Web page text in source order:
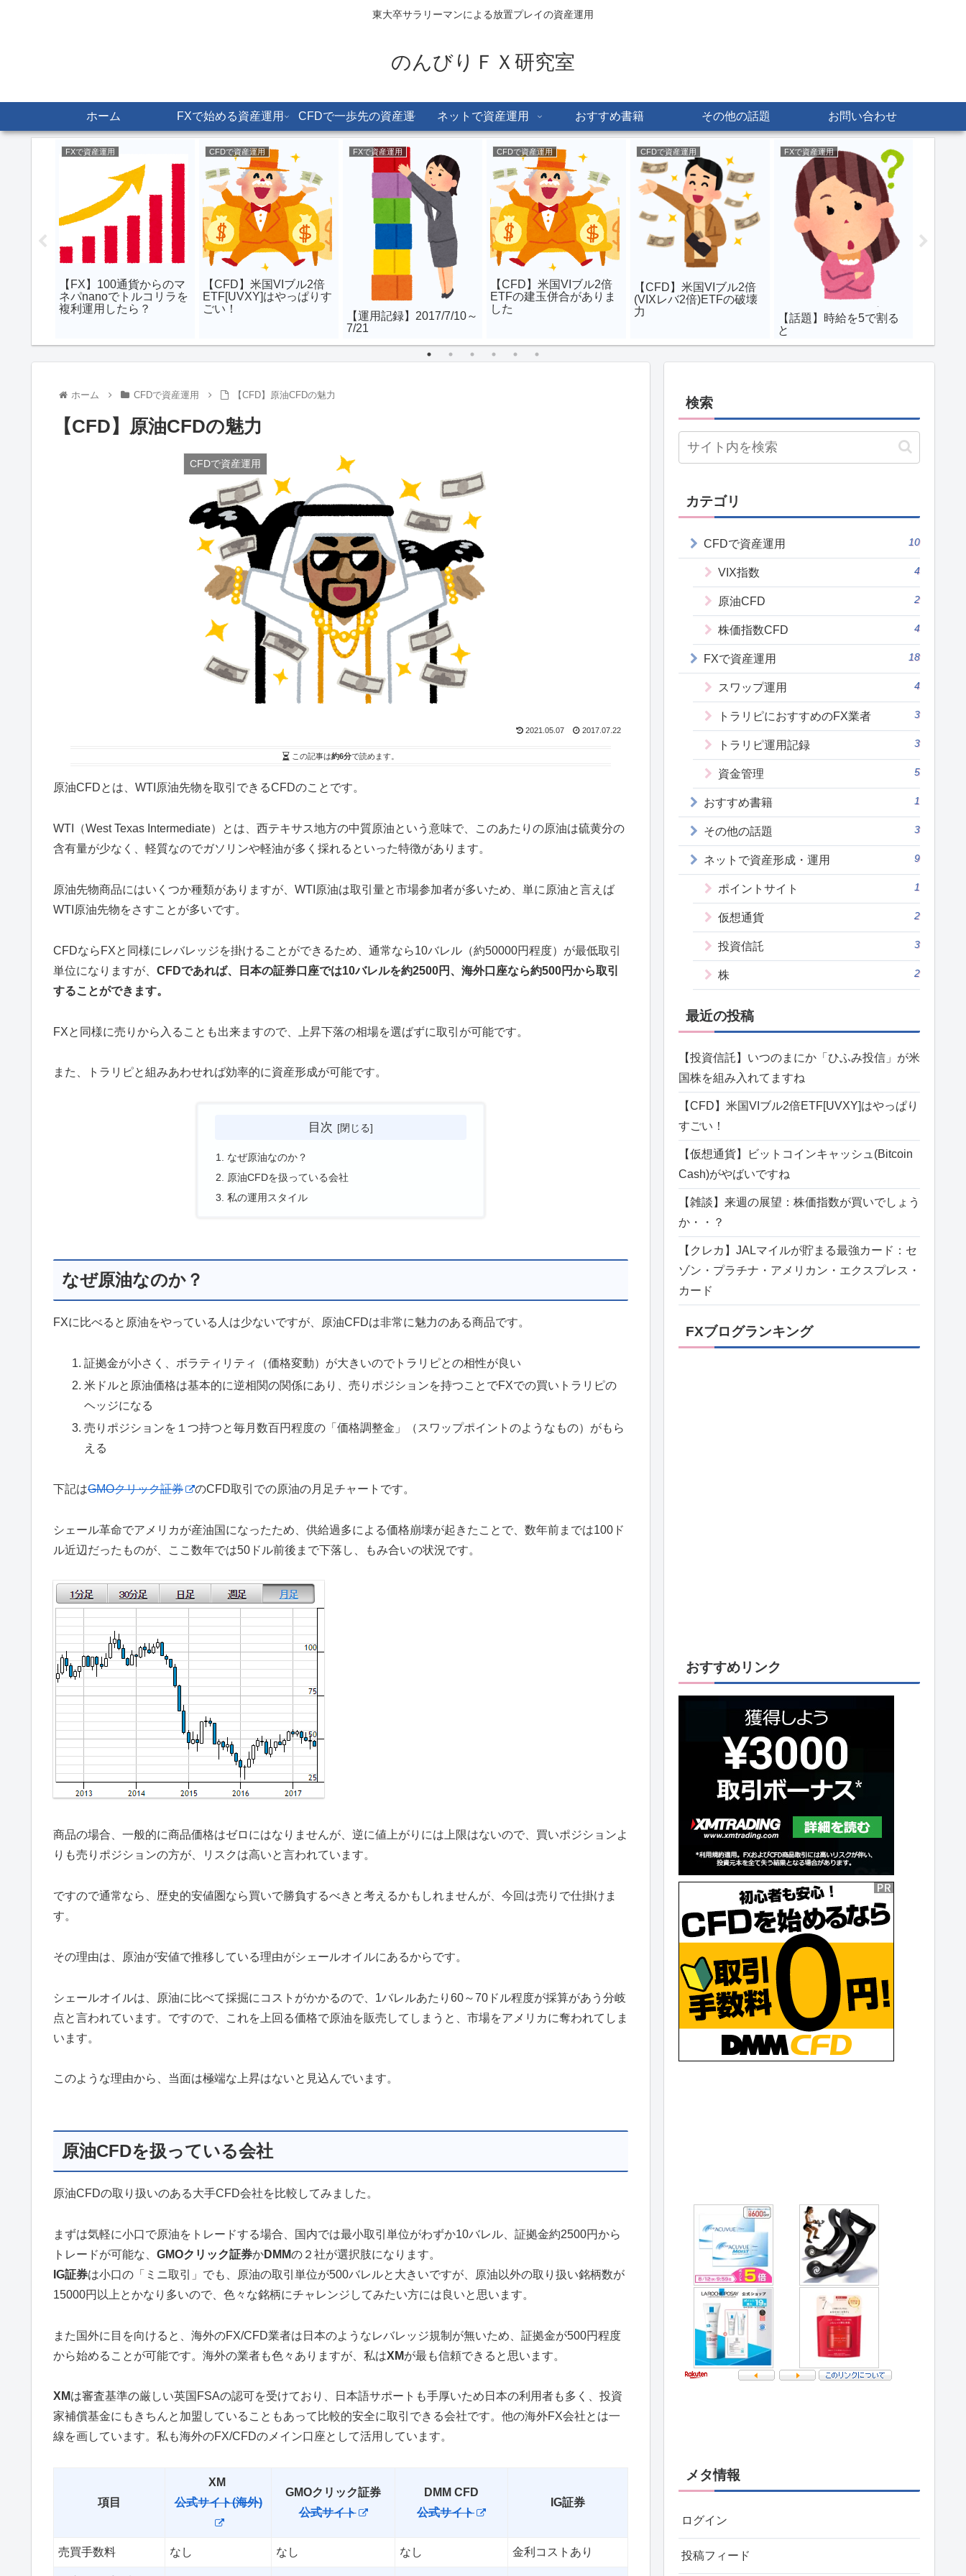
東大卒サラリーマンによる放置プレイの資産運用
のんびりＦＸ研究室
ホーム FXで始める資産運用 CFDで一歩先の資産運
用
ネットで資産運用 おすすめ書籍 その他の話題 お問い合わせ
FXで資産運用
【FX】100通貨からのマ
ネパnanoでトルコリラを
複利運用したら？
CFDで資産運用
【CFD】米国VIブル2倍
ETF[UVXY]はやっぱりす
ごい！
FXで資産運用
【運用記録】2017/7/10～
7/21
CFDで資産運用
【CFD】米国VIブル2倍
ETFの建玉併合がありま
した
CFDで資産運用
【CFD】米国VIブル2倍
(VIXレバ2倍)ETFの破壊
力
FXで資産運用
【話題】時給を5で割る
と
ホーム CFDで資産運用 【CFD】原油CFDの魅力
【CFD】原油CFDの魅力
CFDで資産運用
2021.05.07 2017.07.22
この記事は約6分で読めます。
原油CFDとは、 WTI原油先物を取引できるCFDのことです。
WTI（West Texas Intermediate）とは、西テキサス地方の中質原油という意味で、このあたりの原油は硫黄分の
含有量が少なく、軽質なのでガソリンや軽油が多く採れるといった特徴があります。
原油先物商品にはいくつか種類がありますが、WTI原油は取引量と市場参加者が多いため、単に原油と言えば
WTI原油先物をさすことが多いです。
CFDならFXと同様にレバレッジを掛けることができるため、通常なら10バレル（約50000円程度）が最低取引
単位になりますが、 CFDであれば、日本の証券口座では10バレルを約2500円、海外口座なら約500円から取引
することができます。
FXと同様に売りから入ることも出来ますので、上昇下落の相場を選ばずに取引が可能です。
また、トラリピと組みあわせれば効率的に資産形成が可能です。
目次
なぜ原油なのか？
原油CFDを扱っている会社
私の運用スタイル
なぜ原油なのか？
FXに比べると原油をやっている人は少ないですが、原油CFDは非常に魅力のある商品です。
証拠金が小さく、ボラティリティ（価格変動）が大きいのでトラリピとの相性が良い
米ドルと原油価格は基本的に逆相関の関係にあり、売りポジションを持つことでFXでの買いトラリピの
ヘッジになる
売りポジションを１つ持つと毎月数百円程度の「価格調整金」（スワップポイントのようなもの）がもら
える
下記はGMOクリック証券 のCFD取引での原油の月足チャートです。
シェール革命でアメリカが産油国になったため、供給過多による価格崩壊が起きたことで、数年前までは100ド
ル近辺だったものが、ここ数年では50ドル前後まで下落し、もみ合いの状況です。
商品の場合、一般的に商品価格はゼロにはなりませんが、逆に値上がりには上限はないので、買いポジションよ
りも売りポジションの方が、リスクは高いと言われています。
ですので通常なら、歴史的安値圏なら買いで勝負するべきと考えるかもしれませんが、今回は売りで仕掛けま
す。
その理由は、原油が安値で推移している理由がシェールオイルにあるからです。
シェールオイルは、原油に比べて採掘にコストがかかるので、1バレルあたり60～70ドル程度が採算があう分岐
点と言われています。ですので、これを上回る価格で原油を販売してしまうと、市場をアメリカに奪われてしま
います。
このような理由から、当面は極端な上昇はないと見込んでいます。
原油CFDを扱っている会社
原油CFDの取り扱いのある大手CFD会社を比較してみました。
まずは気軽に小口で原油をトレードする場合、国内では最小取引単位がわずか10バレル、証拠金約2500円から
トレードが可能な、 GMOクリック証券かDMMの２社が選択肢になります。
IG証券は小口の「ミニ取引」でも、原油の取引単位が500バレルと大きいですが、原油以外の取り扱い銘柄数が
15000円以上とかなり多いので、色々な銘柄にチャレンジしてみたい方には良いと思います。
また国外に目を向けると、海外のFX/CFD業者は日本のようなレバレッジ規制が無いため、証拠金が500円程度
から始めることが可能です。海外の業者も色々ありますが、私はXMが最も信頼できると思います。
XMは審査基準の厳しい英国FSAの認可を受けており、日本語サポートも手厚いため日本の利用者も多く、投資
家補償基金にもきちんと加盟していることもあって比較的安全に取引できる会社です。他の海外FX会社とは一
線を画しています。私も海外のFX/CFDのメイン口座として活用しています。
項目
XM
公式サイト(海外)
GMOクリック証券
公式サイト
DMM CFD
公式サイト
IG証券
売買手数料 なし なし なし 金利コストあり
検索
カテゴリ
CFDで資産運用 10
VIX指数 4
原油CFD 2
株価指数CFD 4
FXで資産運用 18
スワップ運用 4
トラリピにおすすめのFX業者 3
トラリピ運用記録 3
資金管理 5
おすすめ書籍 1
その他の話題 3
ネットで資産形成・運用 9
ポイントサイト 1
仮想通貨 2
投資信託 3
株 2
最近の投稿
【投資信託】いつのまにか「ひふみ投信」が米
国株を組み入れてますね
【CFD】米国VIブル2倍ETF[UVXY]はやっぱり
すごい！
【仮想通貨】ビットコインキャッシュ(Bitcoin
Cash)がやばいですね
【雑談】来週の展望：株価指数が買いでしょう
か・・？
【クレカ】JALマイルが貯まる最強カード：セ
ゾン・プラチナ・アメリカン・エクスプレス・
カード
FXブログランキング
おすすめリンク
メタ情報
ログイン
投稿フィード